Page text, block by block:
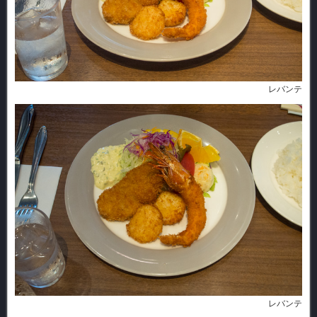
レバンテ
レバンテ